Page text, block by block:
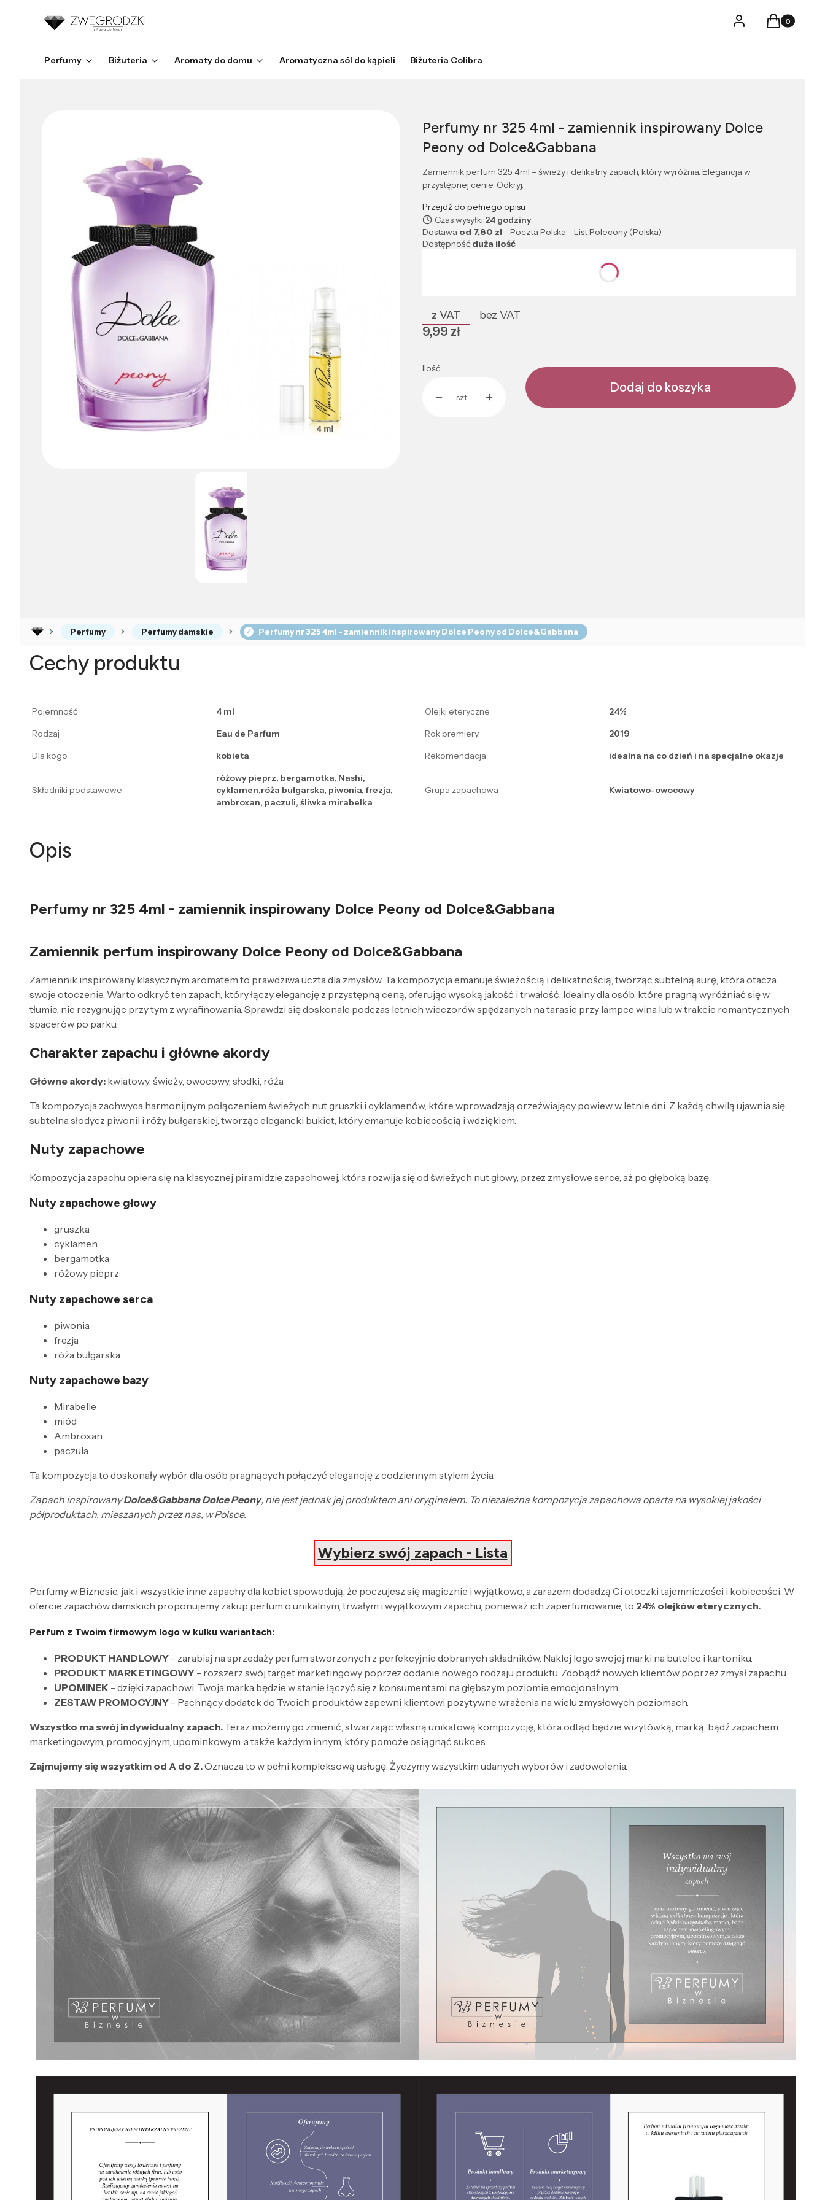
LogowanieProdukty w
Koszyk
Perfumy Biżuteria Aromaty do domu Aromatyczna sól do kąpieli Biżuteria Colibra
Perfumy nr 325 4ml - zamiennik inspirowany Dolce
Peony od Dolce&Gabbana
Zamiennik perfum 325 4ml – świeży i delikatny zapach, który wyróżnia. Elegancja w
przystępnej cenie. Odkryj.
Przejdź do pełnego opisu
Czas wysyłki:24 godziny
Dostawa od 7,80 zł- Poczta Polska - List Polecony (Polska)
Dostępność:duża ilość
z VAT bez VAT
Cena
9,99 zł
Ilość
szt.
Dodaj do koszyka
Perfumy Perfumy damskie Perfumy nr 325 4ml - zamiennik inspirowany Dolce Peony od Dolce&Gabbana
Cechy produktu
Pojemność 4 ml Olejki eteryczne
24%
Rodzaj
Eau de Parfum Rok premiery
2019
Dla kogo
kobieta Rekomendacja idealna na co dzień i na specjalne okazje
Składniki podstawowe
różowy pieprz, bergamotka, Nashi,
cyklamen,róża bułgarska, piwonia, frezja,
ambroxan, paczuli, śliwka mirabelka
Grupa zapachowa Kwiatowo-owocowy
Opis
Perfumy nr 325 4ml - zamiennik inspirowany Dolce Peony od Dolce&Gabbana
Zamiennik perfum inspirowany Dolce Peony od Dolce&Gabbana
Zamiennik inspirowany klasycznym aromatem to prawdziwa uczta dla zmysłów. Ta kompozycja emanuje świeżością i delikatnością, tworząc subtelną aurę, która otacza
swoje otoczenie. Warto odkryć ten zapach, który łączy elegancję z przystępną ceną, oferując wysoką jakość i trwałość. Idealny dla osób, które pragną wyróżniać się w
tłumie, nie rezygnując przy tym z wyrafinowania. Sprawdzi się doskonale podczas letnich wieczorów spędzanych na tarasie przy lampce wina lub w trakcie romantycznych
spacerów po parku.
Charakter zapachu i główne akordy
Główne akordy: kwiatowy, świeży, owocowy, słodki, róża
Ta kompozycja zachwyca harmonijnym połączeniem świeżych nut gruszki i cyklamenów, które wprowadzają orzeźwiający powiew w letnie dni. Z każdą chwilą ujawnia się
subtelna słodycz piwonii i róży bułgarskiej, tworząc elegancki bukiet, który emanuje kobiecością i wdziękiem.
Nuty zapachowe
Kompozycja zapachu opiera się na klasycznej piramidzie zapachowej, która rozwija się od świeżych nut głowy, przez zmysłowe serce, aż po głęboką bazę.
Nuty zapachowe głowy
gruszka
cyklamen
bergamotka
różowy pieprz
Nuty zapachowe serca
piwonia
frezja
róża bułgarska
Nuty zapachowe bazy
Mirabelle
miód
Ambroxan
paczula
Ta kompozycja to doskonały wybór dla osób pragnących połączyć elegancję z codziennym stylem życia.
Zapach inspirowanyDolce&Gabbana Dolce Peony, nie jest jednak jej produktem ani oryginałem. To niezależna kompozycja zapachowa oparta na wysokiej jakości
półproduktach, mieszanych przez nas, w Polsce.
Wybierz swój zapach - Lista
Perfumy w Biznesie, jak i wszystkie inne zapachy dla kobiet spowodują, że poczujesz się magicznie i wyjątkowo, a zarazem dodadzą Ci otoczki tajemniczości i kobiecości. W
ofercie zapachów damskich proponujemy zakup perfum o unikalnym, trwałym i wyjątkowym zapachu, ponieważ ich zaperfumowanie, to 24% olejków eterycznych.
Perfum z Twoim firmowym logo w kulku wariantach:
PRODUKT HANDLOWY - zarabiaj na sprzedaży perfum stworzonych z perfekcyjnie dobranych składników. Naklej logo swojej marki na butelce i kartoniku.
PRODUKT MARKETINGOWY - rozszerz swój target marketingowy poprzez dodanie nowego rodzaju produktu. Zdobądź nowych klientów poprzez zmysł zapachu.
UPOMINEK - dzięki zapachowi, Twoja marka będzie w stanie łączyć się z konsumentami na głębszym poziomie emocjonalnym.
ZESTAW PROMOCYJNY - Pachnący dodatek do Twoich produktów zapewni klientowi pozytywne wrażenia na wielu zmysłowych poziomach.
Wszystko ma swój indywidualny zapach. Teraz możemy go zmienić, stwarzając własną unikatową kompozycję, która odtąd będzie wizytówką, marką, bądź zapachem
marketingowym, promocyjnym, upominkowym, a także każdym innym, który pomoże osiągnąć sukces.
Zajmujemy się wszystkim od A do Z.Oznacza to w pełni kompleksową usługę. Życzymy wszystkim udanych wyborów i zadowolenia.